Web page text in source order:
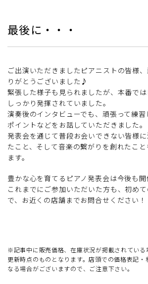
最後に・・・
ご出演いただきましたピアニストの皆様
りがとうございました♪
緊張した様子も見られましたが、本番で
しっかり発揮されていました。
演奏後のインタビューでも、頑張って練
ポイントなどをお話していただきました。
発表会を通じて普段お会いできない皆様
たこと、そして音楽の繋がりを創れたこ
ます。
豊かな心を育てるピアノ発表会は今後も開
これまでにご参加いただいた方も、初め
で、お近くの店舗までお問合せください！
※記事中に販売価格、在庫状況が掲載されている
更新時点のものとなります。店頭での価格表記
なる場合がございますので、ご注意下さい。